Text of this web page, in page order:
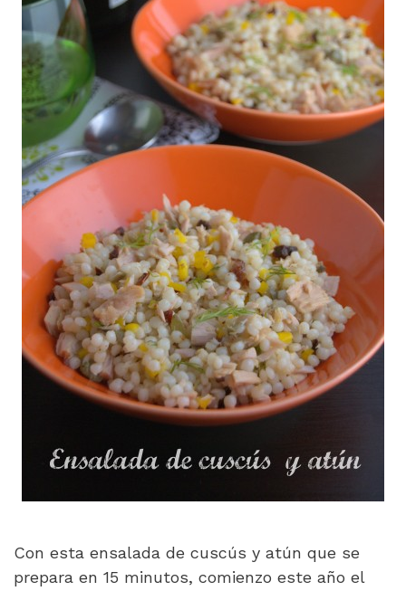
Con esta ensalada de cuscús y atún que se
prepara en 15 minutos, comienzo este año el